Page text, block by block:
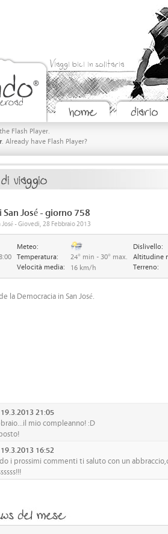
Viaggi bici in solitaria
Flash Player.
. Already have Flash Player?
José - giorno 758
José - Giovedi, 28 Febbraio 2013
Meteo:
Temperatura:
Velocità media:
24° min - 30° max.
16 km/h
Dislivello:
Altitudine
Terreno:
la Democracia in San José.
21:05
mio compleanno! :D
16:52
i prossimi commenti ti saluto con un